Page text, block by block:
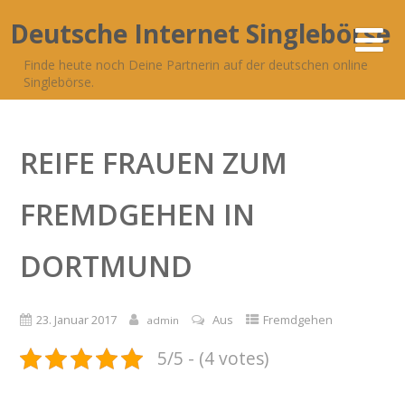
Deutsche Internet Singlebörse
Finde heute noch Deine Partnerin auf der deutschen online
Singlebörse.
REIFE FRAUEN ZUM
FREMDGEHEN IN
DORTMUND
23. Januar 2017 admin Aus Fremdgehen
5/5 - (4 votes)